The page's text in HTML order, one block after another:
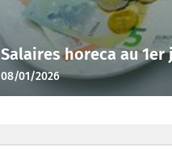
Salaires horeca au 1er
08/01/2026